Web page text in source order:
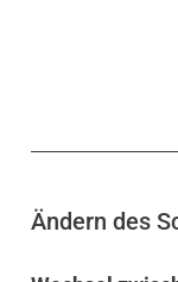
Ändern des